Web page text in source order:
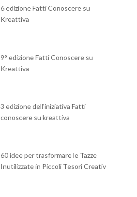
6 edizione Fatti Conoscere su
Kreattiva
9° edizione Fatti Conoscere su
Kreattiva
3 edizione dell'iniziativa Fatti
conoscere su kreattiva
60 idee per trasformare le Tazze
Inutilizzate in Piccoli Tesori Creativi